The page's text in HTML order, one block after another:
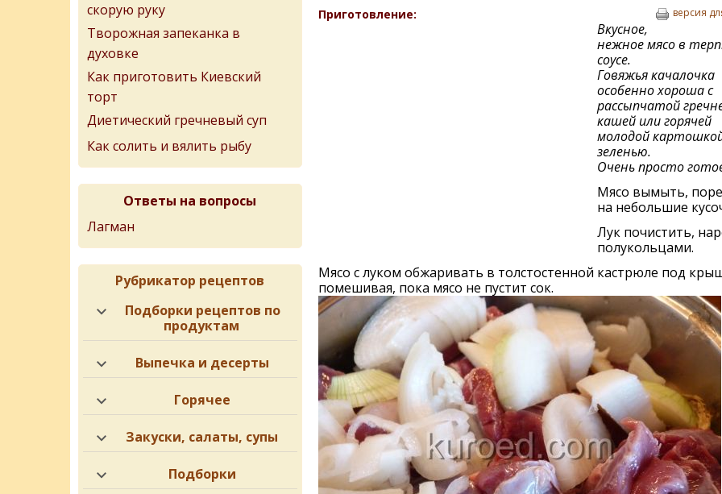
Приготовление: версия
Вкусное,
нежное мясо в
соусе.
Говяжья качалочка
особенно хороша с
рассыпчатой
кашей или горячей
молодой
зеленью.
Очень просто
Мясо вымыть,
на небольшие
Лук почистить,
полукольцами.
Мясо с луком обжаривать в толстостенной кастрюле под
помешивая, пока мясо не пустит сок.
скорую руку
Творожная запеканка в
духовке
Как приготовить Киевский
торт
Диетический гречневый суп
Как солить и вялить рыбу
Ответы на вопросы
Лагман
Рубрикатор рецептов
Подборки рецептов по
продуктам
Выпечка и десерты
Горячее
Закуски, салаты, супы
Подборки